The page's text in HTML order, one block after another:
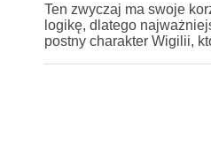
Ten zwyczaj ma swoje
logikę, dlatego
postny charakter Wigilii,